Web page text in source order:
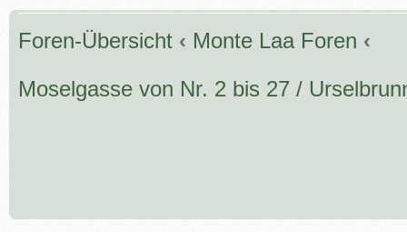
Foren-Übersicht ‹ Monte Laa Foren ‹
Moselgasse von Nr. 2 bis 27 /